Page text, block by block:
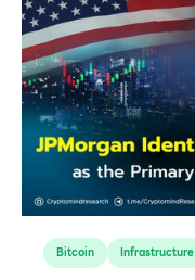
Bitcoin Infrastructure